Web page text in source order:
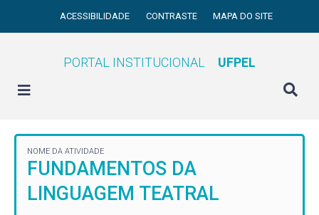
ACESSIBILIDADE CONTRASTE MAPA DO SITE
PORTAL INSTITUCIONAL UFPEL
NOME DA ATIVIDADE
FUNDAMENTOS DA
LINGUAGEM TEATRAL